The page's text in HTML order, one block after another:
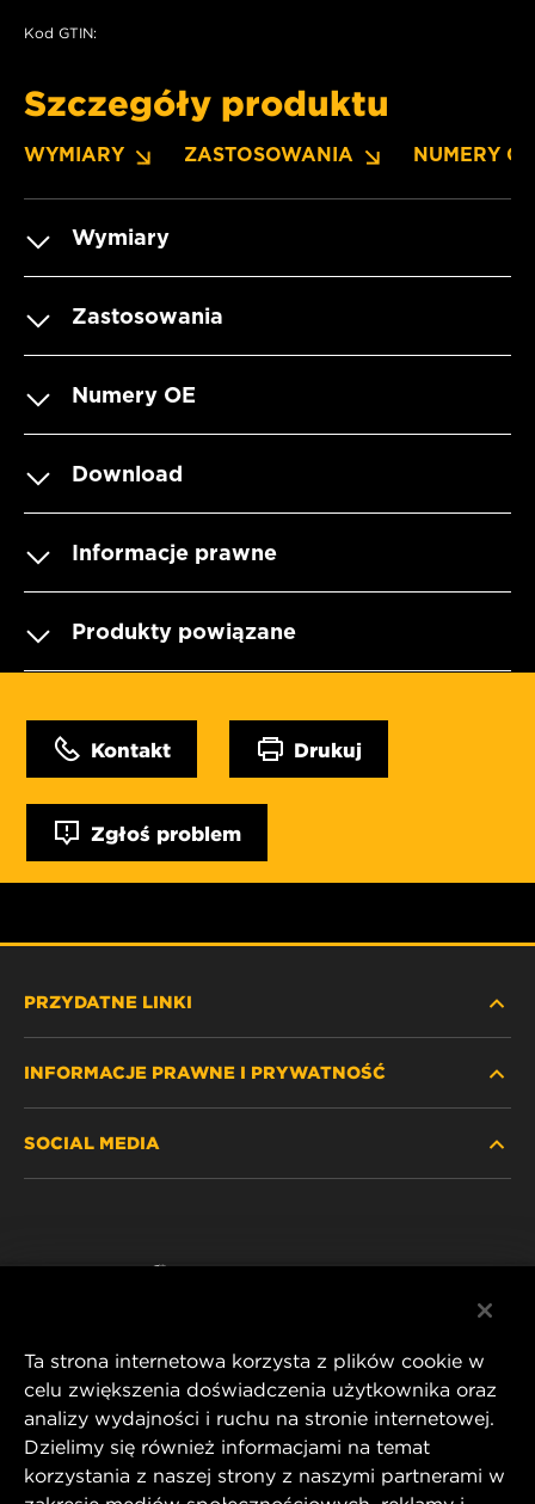
Kod GTIN:
Szczegóły produktu
WYMIARY ZASTOSOWANIA NUMERY OE
Wymiary
Zastosowania
Numery OE
Download
Informacje prawne
Produkty powiązane
Kontakt Drukuj
Zgłoś problem
PRZYDATNE LINKI
GDZIE KUPIĆ
INFORMACJE PRAWNE I PRYWATNOŚĆ
SOCIAL MEDIA
MANN+HUMMEL FT Poland
ul. Wrocławska 145,
63-800 GOSTYŃ, POLAND
Ta strona internetowa korzysta z plików cookie w
celu zwiększenia doświadczenia użytkownika oraz
analizy wydajności i ruchu na stronie internetowej.
Dzielimy się również informacjami na temat
korzystania z naszej strony z naszymi partnerami w